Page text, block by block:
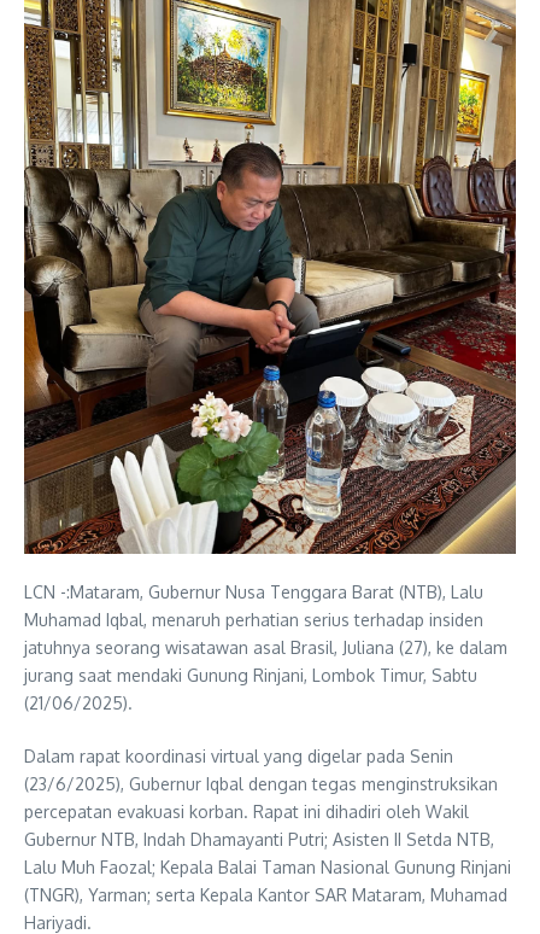
LCN -:Mataram, Gubernur Nusa Tenggara Barat (NTB), Lalu
Muhamad Iqbal, menaruh perhatian serius terhadap insiden
jatuhnya seorang wisatawan asal Brasil, Juliana (27), ke dalam
jurang saat mendaki Gunung Rinjani, Lombok Timur, Sabtu
(21/06/2025).
Dalam rapat koordinasi virtual yang digelar pada Senin
(23/6/2025), Gubernur Iqbal dengan tegas menginstruksikan
percepatan evakuasi korban. Rapat ini dihadiri oleh Wakil
Gubernur NTB, Indah Dhamayanti Putri; Asisten II Setda NTB,
Lalu Muh Faozal; Kepala Balai Taman Nasional Gunung Rinjani
(TNGR), Yarman; serta Kepala Kantor SAR Mataram, Muhamad
Hariyadi.